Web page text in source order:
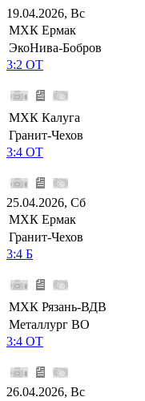
19.04.2026, Вс
МХК Ермак
ЭкоНива-Бобров
3:2 ОТ
МХК Калуга
Гранит-Чехов
3:4 ОТ
25.04.2026, Сб
МХК Ермак
Гранит-Чехов
3:4 Б
МХК Рязань-ВДВ
Металлург ВО
3:4 ОТ
26.04.2026, Вс